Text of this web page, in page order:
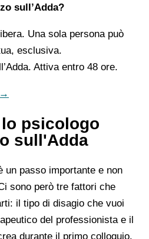
sull’Adda?
Una sola persona può
esclusiva.
Attiva entro 48 ore.
psicologo
sull'Adda
un passo importante e non
sono però tre fattori che
il tipo di disagio che vuoi
del professionista e il
durante il primo colloquio.